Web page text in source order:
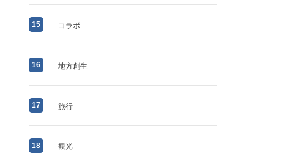
15 コラボ
16 地方創生
17 旅行
18 観光